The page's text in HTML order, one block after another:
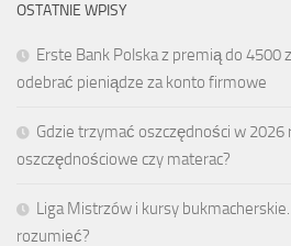
OSTATNIE WPISY
Erste Bank Polska z premią do 4500
odebrać pieniądze za konto firmowe
Gdzie trzymać oszczędności w 2026
oszczędnościowe czy materac?
Liga Mistrzów i kursy bukmacherskie.
rozumieć?